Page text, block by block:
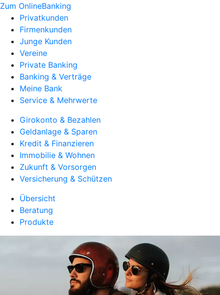
Zum OnlineBanking
Privatkunden
Firmenkunden
Junge Kunden
Vereine
Private Banking
Banking & Verträge
Meine Bank
Service & Mehrwerte
Girokonto & Bezahlen
Geldanlage & Sparen
Kredit & Finanzieren
Immobilie & Wohnen
Zukunft & Vorsorgen
Versicherung & Schützen
Übersicht
Beratung
Produkte